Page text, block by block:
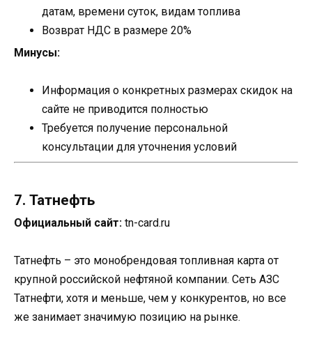
датам, времени суток, видам топлива
Возврат НДС в размере 20%
Минусы:
Информация о конкретных размерах скидок на
сайте не приводится полностью
Требуется получение персональной
консультации для уточнения условий
7. Татнефть
Официальный сайт: tn-card.ru
Татнефть – это монобрендовая топливная карта от
крупной российской нефтяной компании. Сеть АЗС
Татнефти, хотя и меньше, чем у конкурентов, но все
же занимает значимую позицию на рынке.